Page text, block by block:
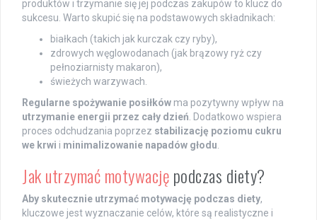
produktów i trzymanie się jej podczas zakupów to klucz do
sukcesu. Warto skupić się na podstawowych składnikach:
białkach (takich jak kurczak czy ryby),
zdrowych węglowodanach (jak brązowy ryż czy
pełnoziarnisty makaron),
świeżych warzywach.
Regularne spożywanie posiłków ma pozytywny wpływ na
utrzymanie energii przez cały dzień . Dodatkowo wspiera
proces odchudzania poprzez stabilizację poziomu cukru
we krwi i minimalizowanie napadów głodu
Jak utrzymać motywacjępodczas diety?
Aby skutecznie utrzymać motywację podczas diety,
kluczowe jest wyznaczanie celów, które są realistyczne i